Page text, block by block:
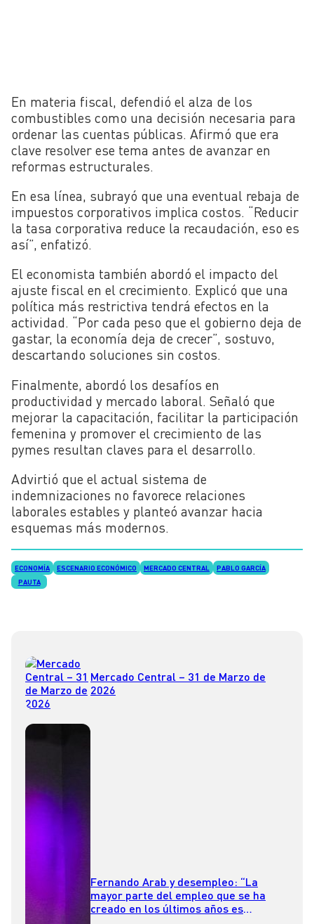
En materia fiscal, defendió el alza de los
combustibles como una decisión necesaria para
ordenar las cuentas públicas. Afirmó que era
clave resolver ese tema antes de avanzar en
reformas estructurales.
En esa línea, subrayó que una eventual rebaja de
impuestos corporativos implica costos. “Reducir
la tasa corporativa reduce la recaudación, eso es
así”, enfatizó.
El economista también abordó el impacto del
ajuste fiscal en el crecimiento. Explicó que una
política más restrictiva tendrá efectos en la
actividad. “Por cada peso que el gobierno deja de
gastar, la economía deja de crecer”, sostuvo,
descartando soluciones sin costos.
Finalmente, abordó los desafíos en
productividad y mercado laboral. Señaló que
mejorar la capacitación, facilitar la participación
femenina y promover el crecimiento de las
pymes resultan claves para el desarrollo.
Advirtió que el actual sistema de
indemnizaciones no favorece relaciones
laborales estables y planteó avanzar hacia
esquemas más modernos.
ECONOMÍA ESCENARIO ECONÓMICO MERCADO CENTRAL
PABLO GARCÍA
PAUTA
Mercado Central – 31 de Marzo de
2026
Fernando Arab y desempleo: “La
mayor parte del empleo que se ha
creado en los últimos años es